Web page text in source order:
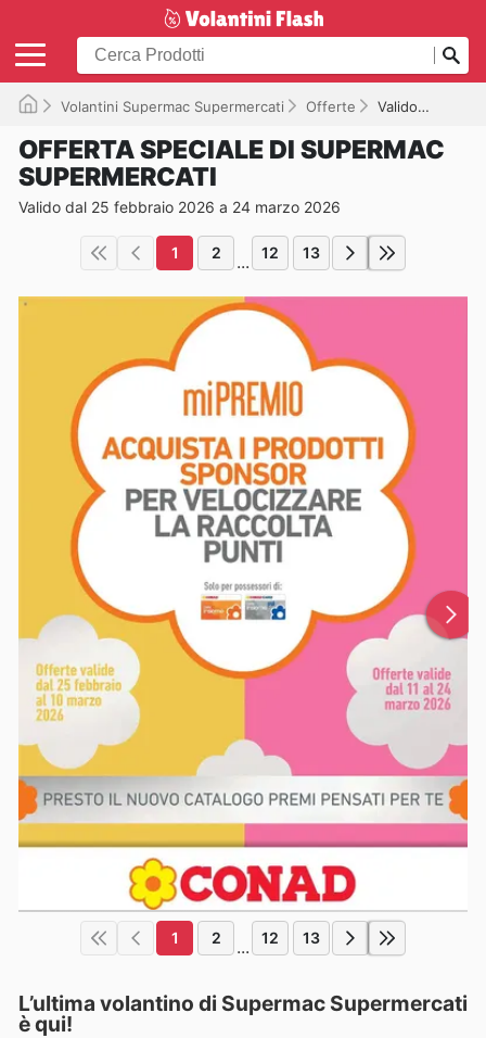
Volantini Supermac Supermercati Offerte Valido fino a 24/03/2026
OFFERTA SPECIALE DI SUPERMAC
SUPERMERCATI
Valido dal 25 febbraio 2026 a 24 marzo 2026
1 2 ... 12 13
1 2 ... 12 13
L’ultima volantino di Supermac Supermercati
è qui!